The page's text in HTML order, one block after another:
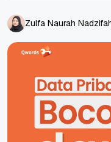
Zulfa Naurah